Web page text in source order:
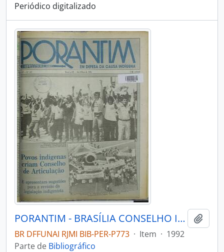
Periódico digitalizado
PORANTIM - BRASÍLIA CONSELHO INDIGENISTA MISSIONÁRIO - 1992 - Nº147
BR DFFUNAI RJMI BIB-PER-P773 · Item · 1992
Parte de Bibliográfico